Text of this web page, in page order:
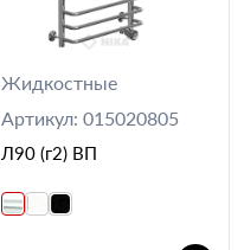
Жидкостные
Артикул: 015020805
Л90 (г2) ВП